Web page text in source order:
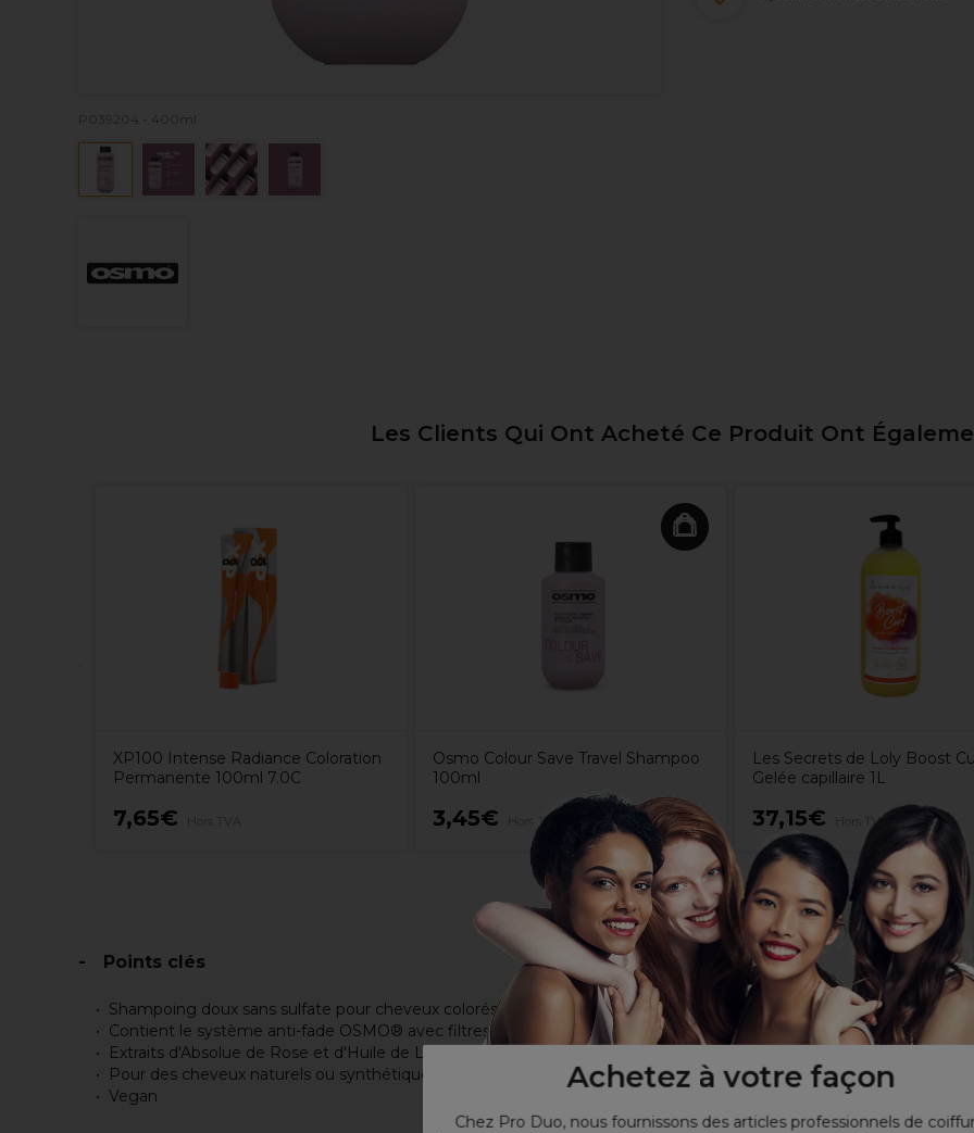
Achetez à votre façon
Chez Pro Duo, nous fournissons des articles professionnels de
P039204 - 400ml
Les Clients Qui Ont Acheté Ce Produit Ont
XP100 Intense Radiance Coloration
Permanente 100ml 7.0C
7,65€
Osmo Colour Save Travel Shampoo
100ml
3,45€ Hors TVA
Les Secrets de Loly Boost
Gelée capillaire 1L
37,15€ Hors TVA
Points clés
Shampoing doux sans sulfate pour cheveux colorés
Contient le système anti-fade OSMO® avec filtres UV et vitamine E
Extraits d'Absolue de Rose et d'Huile de Lin
Pour des cheveux naturels ou synthétiques
Vegan